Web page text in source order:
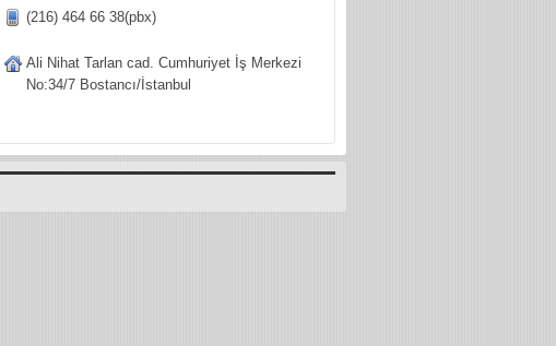
(216) 464 66 38(pbx)
Ali Nihat Tarlan cad. Cumhuriyet İş Merkezi
No:34/7 Bostancı/İstanbul